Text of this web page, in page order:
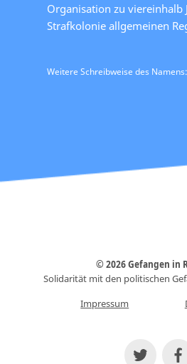
Organisation zu viereinhalb
Strafkolonie allgemeinen
Weitere Schreibweise des
© 2026 Gefangen in
Solidarität mit den politischen
Impressum